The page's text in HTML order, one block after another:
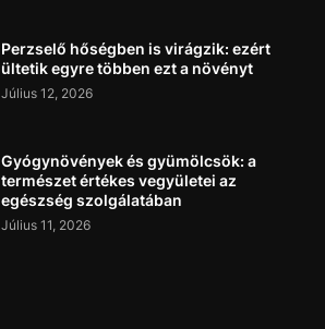
Perzselő hőségben is virágzik: ezért
ültetik egyre többen ezt a növényt
Július 12, 2026
Gyógynövények és gyümölcsök: a
természet értékes vegyületei az
egészség szolgálatában
Július 11, 2026